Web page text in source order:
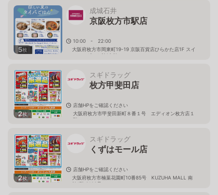
5枚
成城石井
京阪枚方市駅店
10:00 - 22:00
大阪府枚方市岡東町19-19 京阪百貨店ひらかた店1F スイ
ーツ＆ギフト館(東館
2枚
スギドラッグ
枚方甲斐田店
店舗HPをご確認ください
大阪府枚方市甲斐田新町８番１号 エディオン枚方店１
階
2枚
スギドラッグ
くずはモール店
店舗HPをご確認ください
大阪府枚方市楠葉花園町10番85号 KUZUHA MALL 南
館1階 S103号